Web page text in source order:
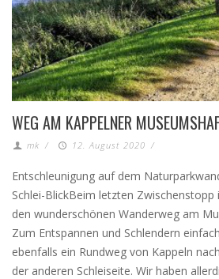
WEG AM KAPPELNER
mk / 12. August 2020 /
Entschleunigung auf dem
Schlei-BlickBeim letzten Zwischenstopp
den wunderschönen Wanderweg am
Zum Entspannen und Schlendern
ebenfalls ein Rundweg von Kappeln
der anderen Schleiseite. Wir haben